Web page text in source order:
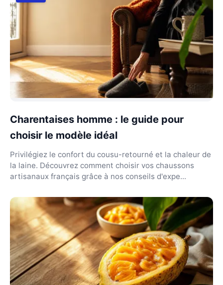
Charentaises homme : le guide pour
choisir le modèle idéal
Privilégiez le confort du cousu-retourné et la chaleur de
la laine. Découvrez comment choisir vos chaussons
artisanaux français grâce à nos conseils d'expe...